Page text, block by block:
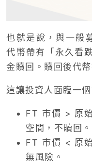
也就是說，與一般
代幣帶有「永久看
金贖回。贖回後代
這讓投資人面臨一
FT 市價 > 原
空間，不贖回。
FT 市價 < 原
無風險。